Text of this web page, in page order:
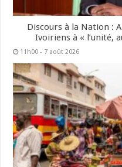
Discours à la Nation :
Ivoiriens à « l’unité,
11h00 - 7 août 2026